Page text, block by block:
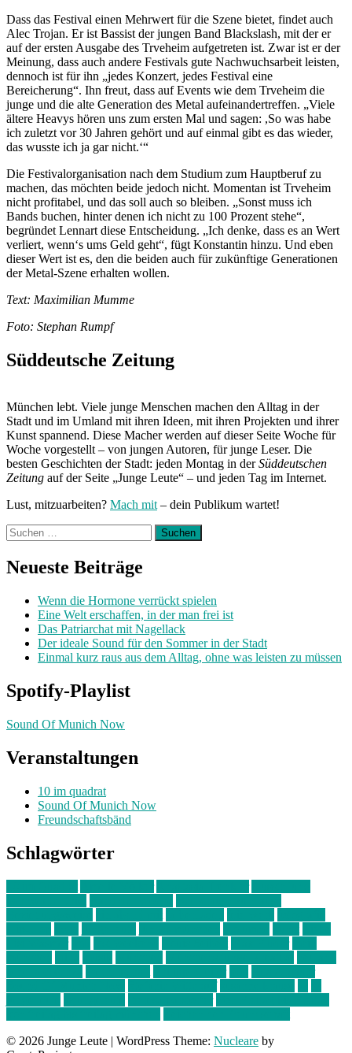
Dass das Festival einen Mehrwert für die Szene bietet, findet auch
Alec Trojan. Er ist Bassist der jungen Band Blackslash, mit der er
auf der ersten Ausgabe des Trveheim aufgetreten ist. Zwar ist er der
Meinung, dass auch andere Festivals gute Nachwuchsarbeit leisten,
dennoch ist für ihn „jedes Konzert, jedes Festival eine
Bereicherung“. Ihn freut, dass auf Events wie dem Trveheim die
junge und die alte Generation des Metal aufeinandertreffen. „Viele
ältere Heavys hören uns zum ersten Mal und sagen: ,So was habe
ich zuletzt vor 30 Jahren gehört und auf einmal gibt es das wieder,
das wusste ich ja gar nicht.‘“
Die Festivalorganisation nach dem Studium zum Hauptberuf zu
machen, das möchten beide jedoch nicht. Momentan ist Trveheim
nicht profitabel, und das soll auch so bleiben. „Sonst muss ich
Bands buchen, hinter denen ich nicht zu 100 Prozent stehe“,
begründet Lennart diese Entscheidung. „Ich denke, dass es an Wert
verliert, wenn‘s ums Geld geht“, fügt Konstantin hinzu. Und eben
dieser Wert ist es, den die beiden auch für zukünftige Generationen
der Metal-Szene erhalten wollen.
Text: Maximilian Mumme
Foto: Stephan Rumpf
Süddeutsche Zeitung
München lebt. Viele junge Menschen machen den Alltag in der
Stadt und im Umland mit ihren Ideen, mit ihren Projekten und ihrer
Kunst spannend. Diese Macher werden auf dieser Seite Woche für
Woche vorgestellt – von jungen Autoren, für junge Leser. Die
besten Geschichten der Stadt: jeden Montag in derSüddeutschen
Zeitung auf der Seite „Junge Leute“ – und jeden Tag im Internet.
Lust, mitzuarbeiten? Mach mit– dein Publikum wartet!
Suchen
nach:
Neueste Beiträge
Wenn die Hormone verrückt spielen
Eine Welt erschaffen, in der man frei ist
Das Patriarchat mit Nagellack
Der ideale Sound für den Sommer in der Stadt
Einmal kurz raus aus dem Alltag, ohne was leisten zu müssen
Spotify-Playlist
Sound Of Munich Now
Veranstaltungen
10 im quadrat
Sound Of Munich Now
Freundschaftsbänd
Schlagwörter
© 2026 Junge Leute | WordPress Theme: Nucleare by